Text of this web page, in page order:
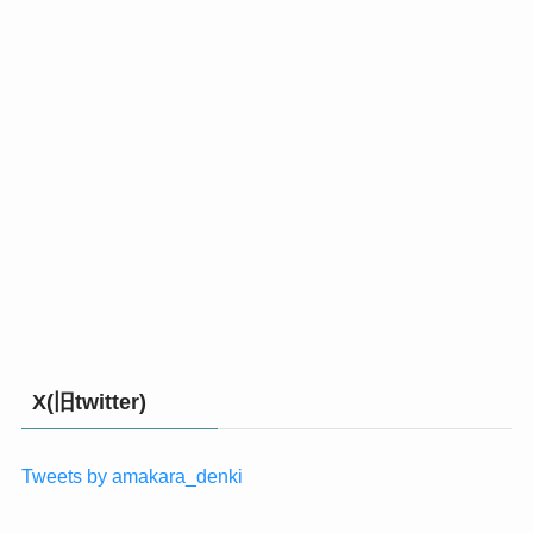
X(旧twitter)
Tweets by amakara_denki